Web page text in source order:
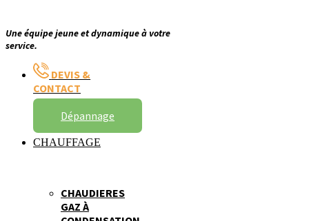
Une équipe jeune et dynamique à votre
service.
DEVIS &
CONTACT
Dépannage
CHAUFFAGE
CHAUDIERES
GAZ À